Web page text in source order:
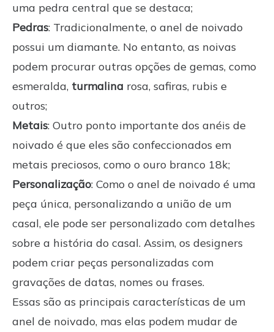
uma pedra central que se destaca;
Pedras: Tradicionalmente, o anel de noivado
possui um diamante. No entanto, as noivas
podem procurar outras opções de gemas, como
esmeralda, turmalina rosa, safiras, rubis e
outros;
Metais: Outro ponto importante dos anéis de
noivado é que eles são confeccionados em
metais preciosos, como o ouro branco 18k;
Personalização: Como o anel de noivado é uma
peça única, personalizando a união de um
casal, ele pode ser personalizado com detalhes
sobre a história do casal. Assim, os designers
podem criar peças personalizadas com
gravações de datas, nomes ou frases.
Essas são as principais características de um
anel de noivado, mas elas podem mudar de